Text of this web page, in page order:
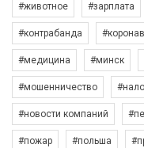
#животное #зарплата
#контрабанда
#медицина #минск
#мошенничество
#новости компаний
#пожар #польша